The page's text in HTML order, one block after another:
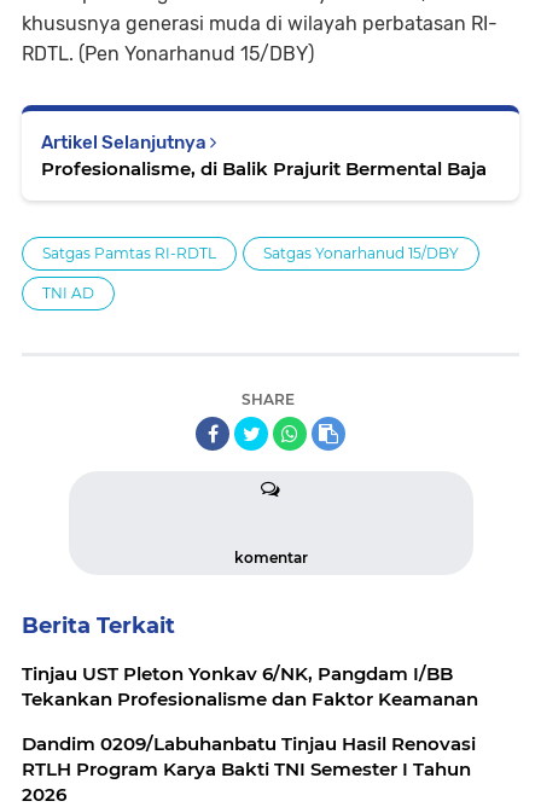
khususnya generasi muda di wilayah perbatasan RI-
RDTL. (Pen Yonarhanud 15/DBY)
Artikel Selanjutnya
Profesionalisme, di Balik Prajurit Bermental Baja
Satgas Pamtas RI-RDTL Satgas Yonarhanud 15/DBY
TNI AD
SHARE
komentar
Berita Terkait
Tinjau UST Pleton Yonkav 6/NK, Pangdam I/BB
Tekankan Profesionalisme dan Faktor Keamanan
Dandim 0209/Labuhanbatu Tinjau Hasil Renovasi
RTLH Program Karya Bakti TNI Semester I Tahun
2026